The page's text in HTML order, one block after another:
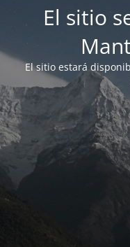
El sitio
El sitio estará